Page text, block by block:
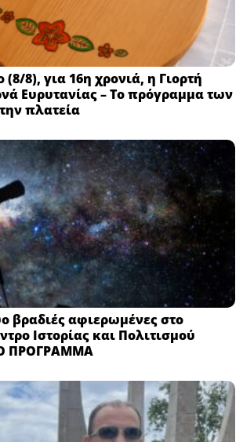
8), για 16η χρονιά, η Γιορτή
Ευρυτανίας – Το πρόγραμμα των
πλατεία
βραδιές αφιερωμένες στο
Ιστορίας και Πολιτισμού
ΠΡΟΓΡΑΜΜΑ